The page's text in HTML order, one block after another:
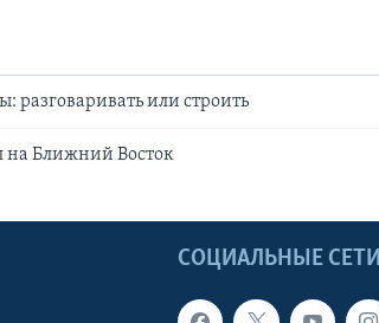
разговаривать или строить
на Ближний Восток
СОЦИАЛЬНЫЕ СЕТИ